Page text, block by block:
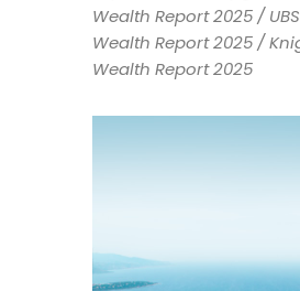
Wealth Report 2025 /
Wealth Report 2025 /
Wealth Report 2025